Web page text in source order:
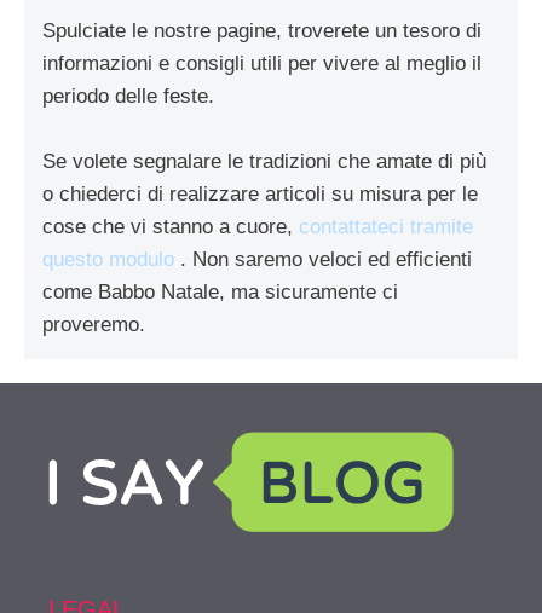
Spulciate le nostre pagine, troverete un tesoro di
informazioni e consigli utili per vivere al meglio il
periodo delle feste.
Se volete segnalare le tradizioni che amate di più
o chiederci di realizzare articoli su misura per le
cose che vi stanno a cuore, contattateci tramite
questo modulo . Non saremo veloci ed efficienti
come Babbo Natale, ma sicuramente ci
proveremo.